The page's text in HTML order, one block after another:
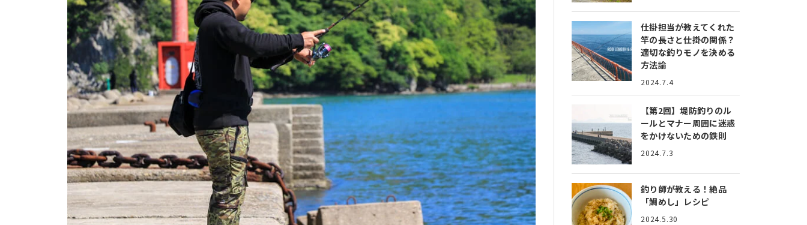
仕掛担当が教えてくれた
竿の長さと仕掛の関係？
適切な釣りモノを決める
方法論
2024.7.4
【第2回】堤防釣りのル
ールとマナー周囲に迷惑
をかけないための鉄則
2024.7.3
釣り師が教える！絶品
「鯛めし」レシピ
2024.5.30